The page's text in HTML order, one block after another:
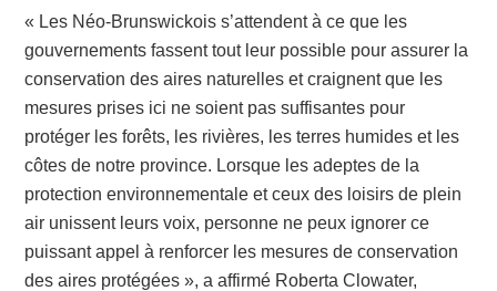
« Les Néo-Brunswickois s’attendent à ce que les
gouvernements fassent tout leur possible pour assurer la
conservation des aires naturelles et craignent que les
mesures prises ici ne soient pas suffisantes pour
protéger les forêts, les rivières, les terres humides et les
côtes de notre province. Lorsque les adeptes de la
protection environnementale et ceux des loisirs de plein
air unissent leurs voix, personne ne peux ignorer ce
puissant appel à renforcer les mesures de conservation
des aires protégées », a affirmé Roberta Clowater,